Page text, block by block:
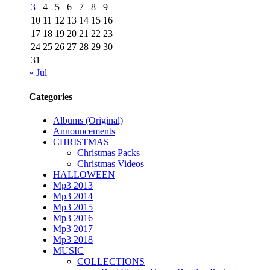
3
4 5 6 7 8
9
10 11 12 13 14 15 16
17 18 19 20 21 22 23
24 25 26 27 28 29 30
31
« Jul
Categories
Albums (Original)
Announcements
CHRISTMAS
Christmas Packs
Christmas Videos
HALLOWEEN
Mp3 2013
Mp3 2014
Mp3 2015
Mp3 2016
Mp3 2017
Mp3 2018
MUSIC
COLLECTIONS